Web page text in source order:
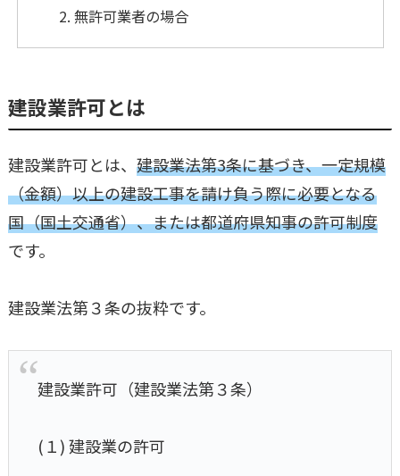
無許可業者の場合
建設業許可とは
建設業許可とは、 建設業法第3条に基づき、一定規模
（金額）以上の建設工事を請け負う際に必要となる
国（国土交通省）、または都道府県知事の許可制度
です。
建設業法第３条の抜粋です。
建設業許可（建設業法第３条）
(１) 建設業の許可